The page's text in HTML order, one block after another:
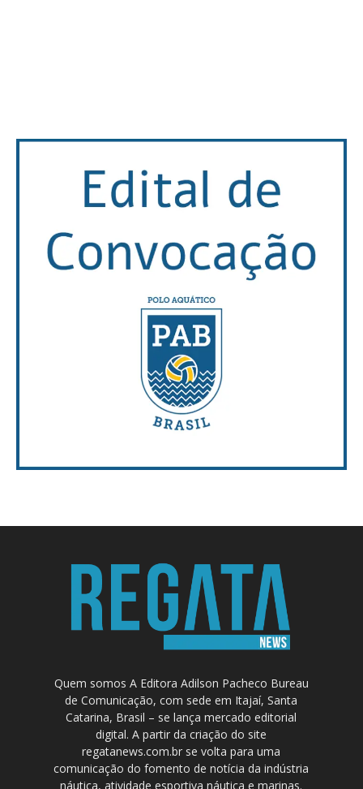
Quem somos A Editora Adilson Pacheco Bureau
de Comunicação, com sede em Itajaí, Santa
Catarina, Brasil – se lança mercado editorial
digital. A partir da criação do site
regatanews.com.br se volta para uma
comunicação do fomento de notícia da indústria
náutica, atividade esportiva náutica e marinas.